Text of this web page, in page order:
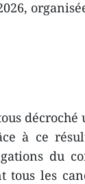
décroché
à ce
du
tous les